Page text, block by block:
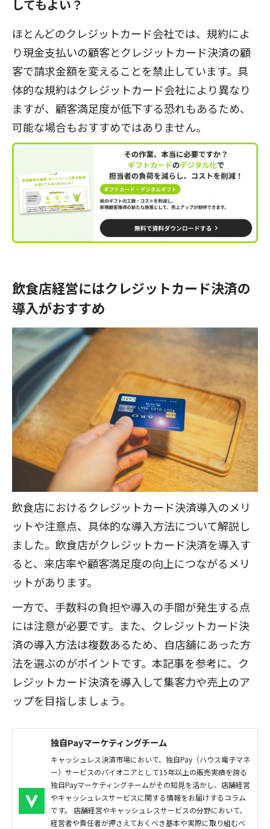
してもよい？
ほとんどのクレジットカード会社では、規約によ
り現金支払いの顧客とクレジットカード決済の顧
客で請求金額を変えることを禁止しています。具
体的な規約はクレジットカード会社により異なり
ますが、顧客満足度が低下する恐れもあるため、
可能な場合もおすすめではありません。
飲食店経営にはクレジットカード決済の
導入がおすすめ
飲食店におけるクレジットカード決済導入のメリ
ットや注意点、具体的な導入方法について解説し
ました。飲食店がクレジットカード決済を導入す
ると、来店率や顧客満足度の向上につながるメリ
ットがあります。
一方で、手数料の負担や導入の手間が発生する点
には注意が必要です。また、クレジットカード決
済の導入方法は複数あるため、自店舗にあった方
法を選ぶのがポイントです。本記事を参考に、ク
レジットカード決済を導入して集客力や売上のア
ップを目指しましょう。
独自Payマーケティングチーム
キャッシュレス決済市場において、独自Pay（ハウス電子マネ
ー）サービスのパイオニアとして15年以上の販売実績を誇る
独自Payマーケティングチームがその知見を活かし、店舗経営
やキャッシュレスサービスに関する情報をお届けするコラム
です。 店舗経営やキャッシュレスサービスの分野において、
経営者や責任者が押さえておくべき基本や実際に取り組むべ